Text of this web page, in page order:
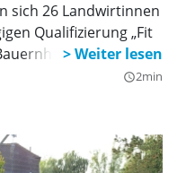
sich 26 Landwirtinnen
Qualifizierung „Fit
Die
Amt für Ernährung,
für zukünftige
query_builder2min